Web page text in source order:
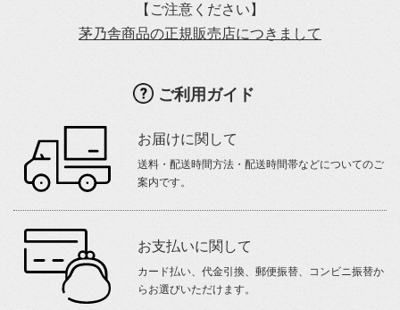
【ご注意ください】
茅乃舎商品の正規販売店につきまして
ご利用ガイド
お届けに関して
送料・配送時間方法・配送時間帯などについてのご
案内です。
お支払いに関して
カード払い、代金引換、郵便振替、コンビニ振替か
らお選びいただけます。